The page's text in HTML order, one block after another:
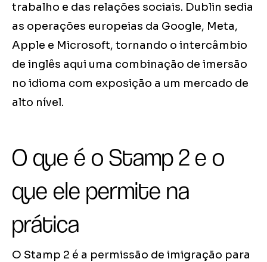
trabalho e das relações sociais. Dublin sedia
as operações europeias da Google, Meta,
Apple e Microsoft, tornando o intercâmbio
de inglês aqui uma combinação de imersão
no idioma com exposição a um mercado de
alto nível.
O que é o Stamp 2 e o
que ele permite na
prática
O Stamp 2 é a permissão de imigração para